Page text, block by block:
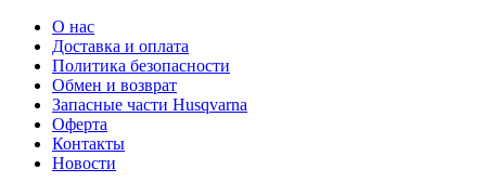
О нас
Доставка и оплата
Политика безопасности
Обмен и возврат
Запасные части Husqvarna
Оферта
Контакты
Новости